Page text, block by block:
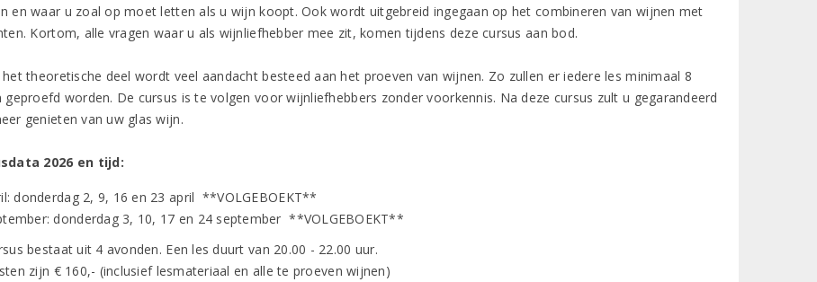
en waar u zoal op moet letten als u wijn koopt. Ook wordt uitgebreid ingegaan op het combineren van wijnen met
Kortom, alle vragen waar u als wijnliefhebber mee zit, komen tijdens deze cursus aan bod.
theoretische deel wordt veel aandacht besteed aan het proeven van wijnen. Zo zullen er iedere les minimaal 8
geproefd worden. De cursus is te volgen voor wijnliefhebbers zonder voorkennis. Na deze cursus zult u gegarandeerd
genieten van uw glas wijn.
2026 en tijd:
donderdag 2, 9, 16 en 23 april **VOLGEBOEKT**
donderdag 3, 10, 17 en 24 september **VOLGEBOEKT**
bestaat uit 4 avonden. Een les duurt van 20.00 - 22.00 uur.
zijn € 160,- (inclusief lesmateriaal en alle te proeven wijnen)